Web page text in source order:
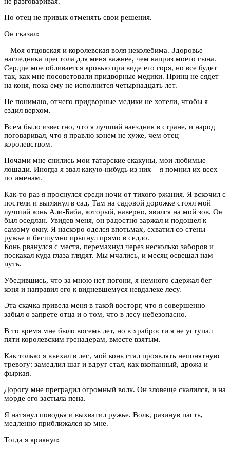
Но отец не привык отменять свои решения.
Он сказал:
– Моя отцовская и королевская воля неколебима. Здоровье
наследника престола для меня важнее, чем каприз моего сына.
Сердце мое обливается кровью при виде его горя, но все будет
так, как мне посоветовали придворные медики. Принц не сядет
на коня, пока ему не исполнится четырнадцать лет.
Не понимаю, отчего придворные медики не хотели, чтобы я
ездил верхом.
Всем было известно, что я лучший наездник в стране, и народ
поговаривал, что я правлю конем не хуже, чем отец
королевством.
Ночами мне снились мои татарские скакуны, мои любимые
лошади. Иногда я звал какую-нибудь из них – я помнил их всех
по именам.
Как-то раз я проснулся среди ночи от тихого ржания. Я вскочил с
постели и выглянул в сад. Там на садовой дорожке стоял мой
лучший конь Али-Баба, который, наверно, явился на мой зов. Он
был оседлан. Увидев меня, он радостно заржал и подошел к
самому окну. Я наскоро оделся впотьмах, схватил со стены
ружье и бесшумно прыгнул прямо в седло.
Конь рванулся с места, перемахнул через несколько заборов и
поскакал куда глаза глядят. Мы мчались, и месяц освещал нам
путь.
Убедившись, что за мною нет погони, я немного сдержал бег
коня и направил его к видневшемуся невдалеке лесу.
Эта скачка привела меня в такой восторг, что я совершенно
забыл о запрете отца и о том, что в лесу небезопасно.
В то время мне было восемь лет, но в храбрости я не уступал
пяти королевским гренадерам, вместе взятым.
Как только я въехал в лес, мой конь стал проявлять непонятную
тревогу: замедлил шаг и вдруг стал, как вкопанный, дрожа и
фыркая.
Дорогу мне преградил огромный волк. Он зловеще скалился, и на
морде его застыла пена.
Я натянул поводья и выхватил ружье. Волк, разинув пасть,
медленно приближался ко мне.
Тогда я крикнул: